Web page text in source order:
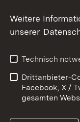
Kontakt
Impressum
Weitere
unserer
Technisch
Drittanbieter-
Facebook, X /
gesamten